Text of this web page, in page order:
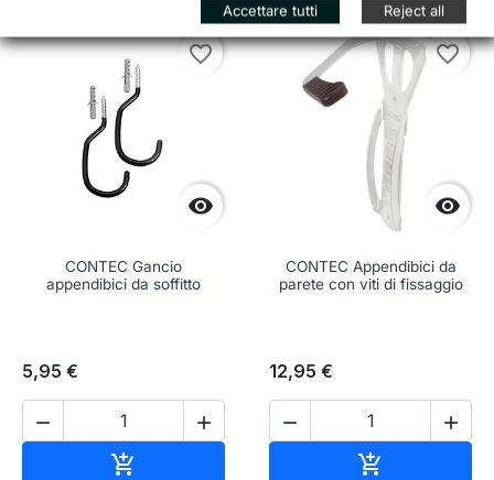

favorite_border
CONTEC Gancio
appendibici da soffitto
5,95 €
 


favorite_border
CONTEC Appendibici da
parete con viti di fissaggio
12,95 €
 

Accettare tutti Reject all